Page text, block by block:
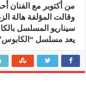
من أكتوبر مع الفنان
وقالت المؤلفة هالة
سيناريو المسلسل
يعد مسلسل